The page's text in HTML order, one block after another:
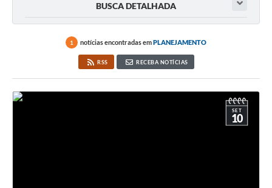
BUSCA DETALHADA
1 notícias encontradas emPLANEJAMENTO
RSS RECEBA NOTÍCIAS
SET
10